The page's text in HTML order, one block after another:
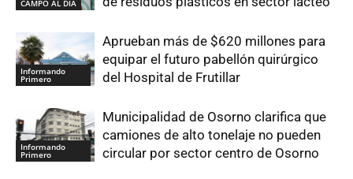
CAMPO AL DIA
Informando
Primero
Aprueban más de $620 millones para
equipar el futuro pabellón quirúrgico
del Hospital de Frutillar
Informando
Primero
Municipalidad de Osorno clarifica que
camiones de alto tonelaje no pueden
circular por sector centro de Osorno